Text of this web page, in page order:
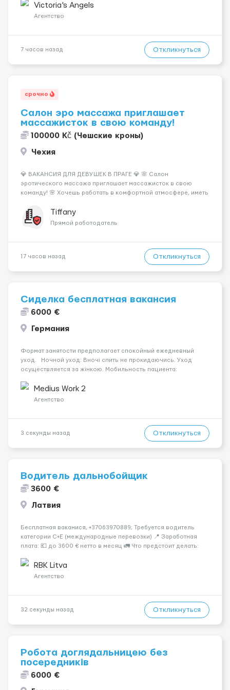
Опытная команда с годами практики — Стабильный поток
клиентов (без ...
Victoria's Angels
Агентство
7 часов назад Откликнуться
срочно
Салон эро массажа приглашает
массажисток в свою команду!
100000 Kč (Чешские кроны)
Чехия
💎 ВАКАНСИЯ ДЛЯ ДЕВУШЕК В ПРАГЕ 💎 🌸 Салон
эротического массажа приглашает массажисток в свою
команду! 🌸 Хочешь работать в комфортной атмосфере, иметь
Тогда мы ждём именно тебя! 💆‍♀️✨ 💰 ЧТО МЫ ПРЕДЛАГАЕМ: 🔥
Доход от 4 000 €...
Tiffany
Прямой работодатель
17 часов назад Откликнуться
Сиделка бесплатная вакансия
6000 €
Германия
Формат занятости предполагает спокойный ежедневный
уход. Ночной уход: Вночі спить не прокидаючись. Уход
осуществляется за жінкою. Мобильность пациента:
требования: Пол кандидата: жіноча. Язык общения: німецька
добра. ...
Medius Work 2
Агентство
3 секунды назад Откликнуться
Водитель дальнобойщик
3600 €
Латвия
Бесплатная ваканися, +37063970889; Требуется водитель
категории C+E (международные перевозки) 📍 Заработная
плата: 💶 до 3600 € нетто в месяц 🚛 Что предстоит делать:
среднем 400–500 км в день. Погр...
RBK Litva
Агентство
32 секунды назад Откликнуться
Робота доглядальницею без
посередників
6000 €